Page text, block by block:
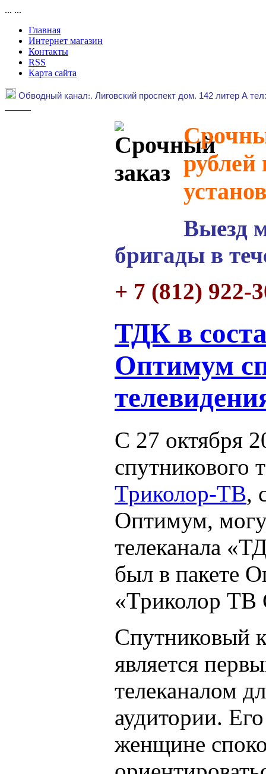
... ...
Главная
Интернет магазин
Контакты
RSS
Карта сайта
Обводный канал:. Лиговский проспект дом. 142 литер А
рублей
Выезд
бригады в
+ 7 (812) 922-
ТДК в
Оптимум
С 27 октября
спутникового
Триколор-ТВ,
Оптимум,
телеканала
был в пакете
«Триколор ТВ
Спутниковый
является
телеканалом
аудитории.
женщине